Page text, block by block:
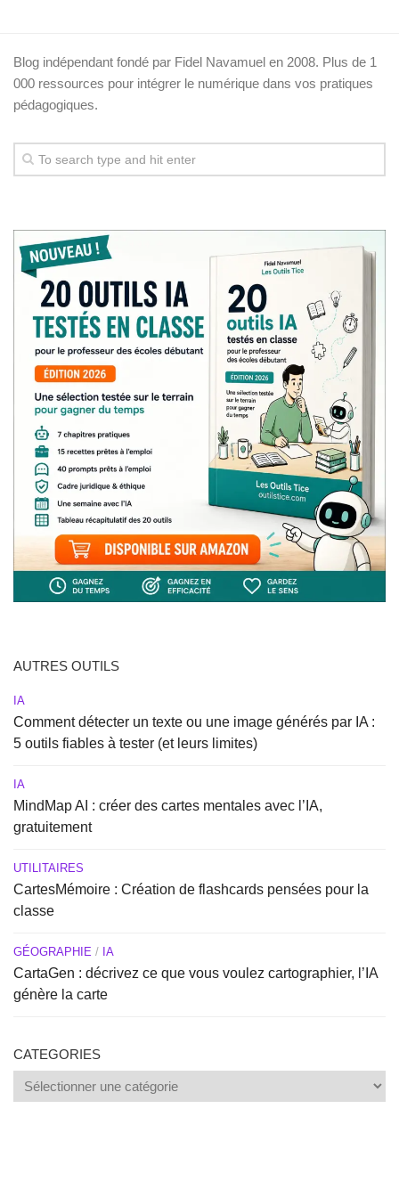
Blog indépendant fondé par Fidel Navamuel en 2008. Plus de 1
000 ressources pour intégrer le numérique dans vos pratiques
pédagogiques.
AUTRES OUTILS
IA
Comment détecter un texte ou une image générés par IA :
5 outils fiables à tester (et leurs limites)
IA
MindMap AI : créer des cartes mentales avec l’IA,
gratuitement
UTILITAIRES
CartesMémoire : Création de flashcards pensées pour la
classe
GÉOGRAPHIE / IA
CartaGen : décrivez ce que vous voulez cartographier, l’IA
génère la carte
CATEGORIES
Categories